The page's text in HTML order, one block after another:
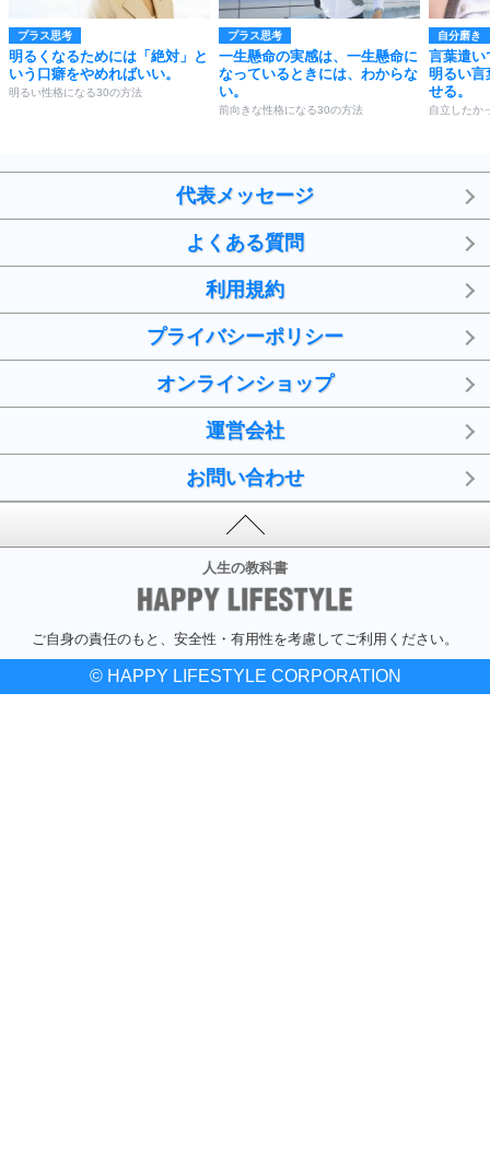
プラス思考
明るくなるためには「絶対」と
いう口癖をやめればいい。
明るい性格になる30の方法
プラス思考
一生懸命の実感は、一生懸命に
なっているときには、わからな
い。
前向きな性格になる30の方法
自分磨き
言葉遣い
明るい言
せる。
自立したか
代表メッセージ
よくある質問
利用規約
プライバシーポリシー
オンラインショップ
運営会社
お問い合わせ
人生の教科書
ご自身の責任のもと、安全性・有用性を考慮してご利用ください。
© HAPPY LIFESTYLE CORPORATION